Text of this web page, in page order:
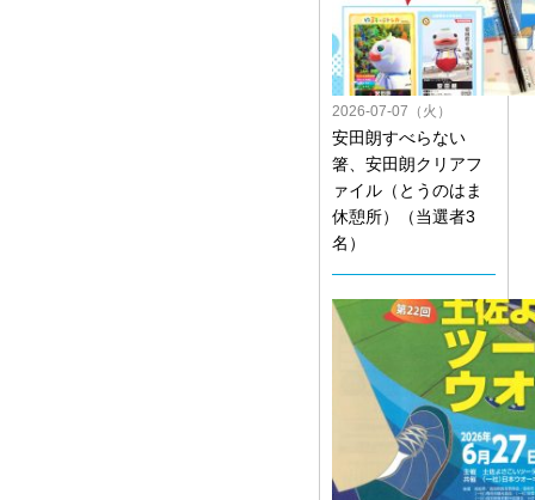
2026-07-07（火）
安田朗すべらない
箸、安田朗クリアフ
ァイル（とうのはま
休憩所）（当選者3
名）